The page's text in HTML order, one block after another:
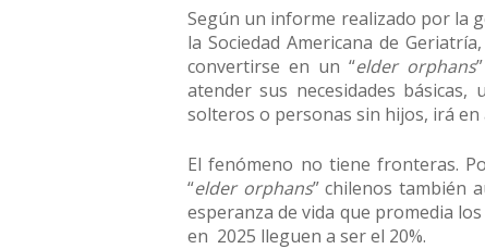
Según un informe realizado por la
la Sociedad Americana de
convertirse en un “elder orphans
atender sus necesidades
solteros o personas sin hijos, irá en
El fenómeno no tiene fronteras.
“elder orphans” chilenos también
esperanza de vida que promedia
en 2025 lleguen a ser el 20%.